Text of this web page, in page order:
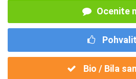
Ocenite
Bio / Bila